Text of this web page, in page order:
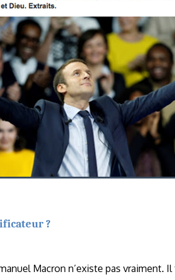
?
Macron n’existe pas vraiment.